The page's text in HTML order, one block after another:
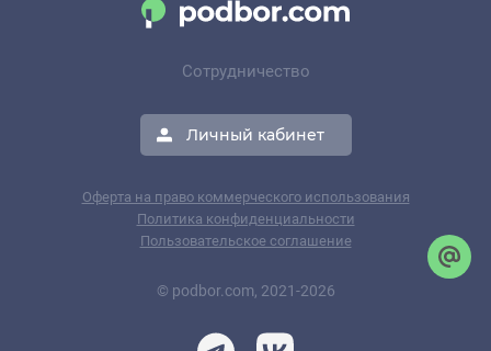
Сотрудничество
Личный кабинет
Оферта на право коммерческого использования
Политика конфиденциальности
Пользовательское соглашение
© podbor.com, 2021-2026